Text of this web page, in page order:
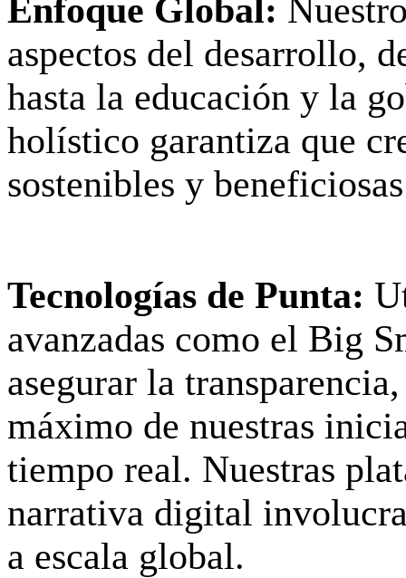
Enfoque Global:
aspectos del desarrollo,
hasta la educación y la
holístico garantiza que
sostenibles y
Tecnologías de Punta:
avanzadas como el Big
asegurar la
máximo de nuestras
tiempo real. Nuestras
narrativa digital
a escala global.